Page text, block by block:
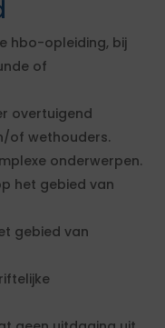
hbo-opleiding, bij
of
overtuigend
of wethouders.
onderwerpen.
het gebied van
gebied van